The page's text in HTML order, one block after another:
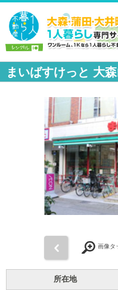
まいばすけっと 大
画像タ
所在地